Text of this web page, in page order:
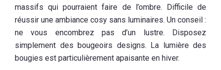
massifs qui pourraient faire de l’ombre. Difficile de
réussir une ambiance cosy sans luminaires. Un conseil :
ne vous encombrez pas d’un lustre. Disposez
simplement des bougeoirs designs. La lumière des
bougies est particulièrement apaisante en hiver.